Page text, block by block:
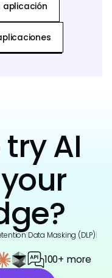
aplicación
AI
Data Masking (DLP)
100+ more